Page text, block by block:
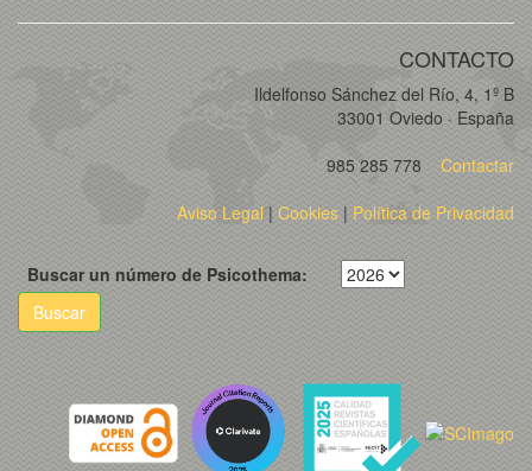
CONTACTO
Ildelfonso Sánchez del Río, 4, 1º B
33001 Oviedo · España
985 285 778
Contactar
Aviso Legal| Cookies | Política de Privacidad
Buscar un número de Psicothema:
Buscar